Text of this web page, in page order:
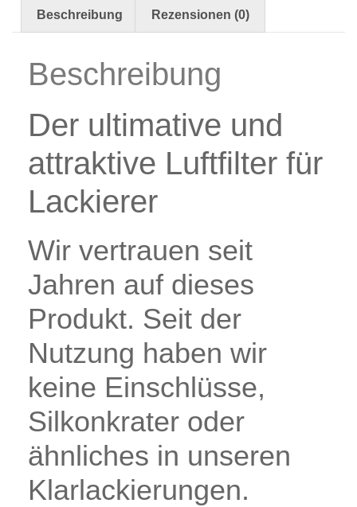
Airbrush-Reiniger
Luftreinigung & Filter
Zubehör & Ausstattung
Leerbehälter & Mischzubehör
Spezialliteratur & Anleitungen
Gutscheine
X
Beschreibung Rezensionen (0)
Beschreibung
Der ultimative und
attraktive Luftfilter für
Lackierer
Wir vertrauen seit
Jahren auf dieses
Produkt. Seit der
Nutzung haben wir
keine Einschlüsse,
Silkonkrater oder
ähnliches in unseren
Klarlackierungen.